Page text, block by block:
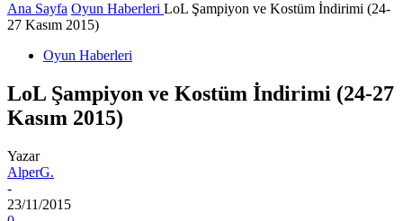
Ana Sayfa Oyun Haberleri LoL Şampiyon ve Kostüm İndirimi (24-
27 Kasım 2015)
Oyun Haberleri
LoL Şampiyon ve Kostüm İndirimi (24-27
Kasım 2015)
Yazar
AlperG.
-
23/11/2015